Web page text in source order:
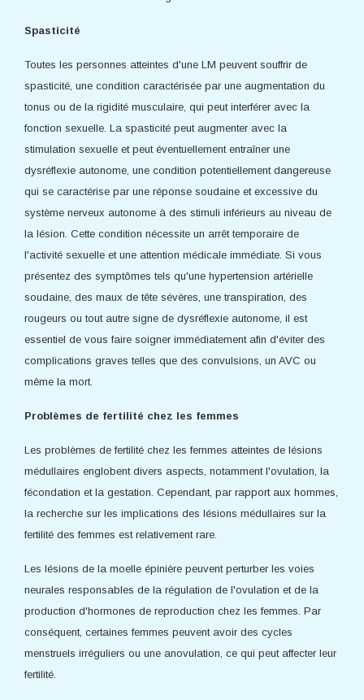
Spasticité
Toutes les personnes atteintes d'une LM peuvent souffrir de
spasticité, une condition caractérisée par une augmentation du
tonus ou de la rigidité musculaire, qui peut interférer avec la
fonction sexuelle. La spasticité peut augmenter avec la
stimulation sexuelle et peut éventuellement entraîner une
dysréflexie autonome, une condition potentiellement dangereuse
qui se caractérise par une réponse soudaine et excessive du
système nerveux autonome à des stimuli inférieurs au niveau de
la lésion. Cette condition nécessite un arrêt temporaire de
l'activité sexuelle et une attention médicale immédiate. Si vous
présentez des symptômes tels qu'une hypertension artérielle
soudaine, des maux de tête sévères, une transpiration, des
rougeurs ou tout autre signe de dysréflexie autonome, il est
essentiel de vous faire soigner immédiatement afin d'éviter des
complications graves telles que des convulsions, un AVC ou
même la mort.
Problèmes de fertilité chez les femmes
Les problèmes de fertilité chez les femmes atteintes de lésions
médullaires englobent divers aspects, notamment l'ovulation, la
fécondation et la gestation. Cependant, par rapport aux hommes,
la recherche sur les implications des lésions médullaires sur la
fertilité des femmes est relativement rare.
Les lésions de la moelle épinière peuvent perturber les voies
neurales responsables de la régulation de l'ovulation et de la
production d'hormones de reproduction chez les femmes. Par
conséquent, certaines femmes peuvent avoir des cycles
menstruels irréguliers ou une anovulation, ce qui peut affecter leur
fertilité.